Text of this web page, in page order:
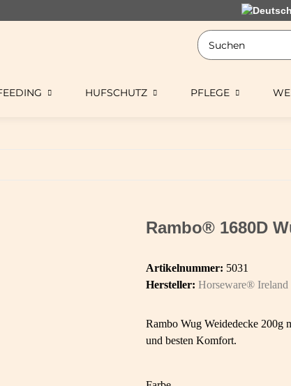
HUFSCHUTZ PFLEGE
Rambo® 1680D
Artikelnummer: 5031
Hersteller: Horseware® Ireland
Rambo Wug Weidedecke 200g
und besten Komfort.